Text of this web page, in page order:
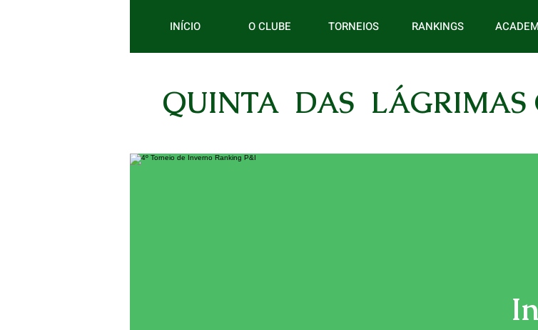
INÍCIO O CLUBE TORNEIOS RANKINGS
QUINTA DAS LÁGRIMAS